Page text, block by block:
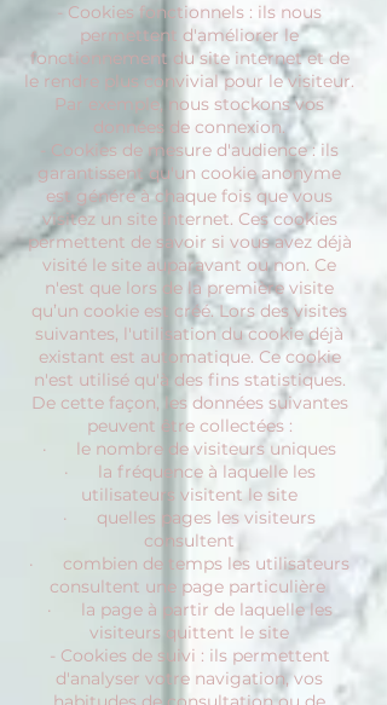
- Cookies fonctionnels : ils nous
permettent d'améliorer le
fonctionnement du site internet et de
le rendre plus convivial pour le visiteur.
Par exemple, nous stockons vos
données de connexion.
- Cookies de mesure d'audience : ils
garantissent qu'un cookie anonyme
est généré à chaque fois que vous
visitez un site internet. Ces cookies
permettent de savoir si vous avez déjà
visité le site auparavant ou non. Ce
n'est que lors de la première visite
qu’un cookie est créé. Lors des visites
suivantes, l'utilisation du cookie déjà
existant est automatique. Ce cookie
n'est utilisé qu'à des fins statistiques.
De cette façon, les données suivantes
peuvent être collectées :
· le nombre de visiteurs uniques
· la fréquence à laquelle les
utilisateurs visitent le site
· quelles pages les visiteurs
consultent
· combien de temps les utilisateurs
consultent une page particulière
· la page à partir de laquelle les
visiteurs quittent le site
- Cookies de suivi : ils permettent
d'analyser votre navigation, vos